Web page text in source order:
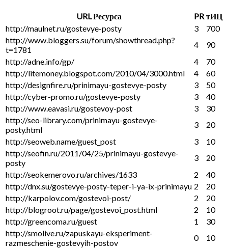
URL Ресурса PR тИЦ
http://maulnet.ru/gostevye-posty
3
700
http://www.bloggers.su/forum/showthread.php?
t=1781
4
90
http://adne.info/gp/
4
70
http://litemoney.blogspot.com/2010/04/3000.html
4
60
http://designfire.ru/prinimayu-gostevye-posty
3
50
http://cyber-promo.ru/gostevye-posty
3
40
http://www.eavasi.ru/gostevoy-post
3
30
http://seo-library.com/prinimayu-gostevye-
posty.html
3
20
http://seoweb.name/guest_post
3
10
http://seofin.ru/2011/04/25/prinimayu-gostevye-
posty
3
20
http://seokemerovo.ru/archives/1633
2
40
http://dnx.su/gostevye-posty-teper-i-ya-ix-prinimayu 2
20
http://karpolov.com/gostevoi-post/
2
20
http://blogroot.ru/page/gostevoi_post.html
2
10
http://greencoma.ru/guest
1
30
http://smolive.ru/zapuskayu-eksperiment-
razmeschenie-gostevyih-postov
0
10